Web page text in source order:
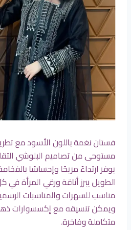
فستان نغمة باللون الأسود مع
مستوحى من تصاميم البلوشي
يوفر ارتداءً مريحًا وإحساسًا
الطويل يبرز أناقة ورقي المرأة
مناسب للسهرات والمناسبات
ويمكن تنسيقه مع إكسسوارات
متكاملة وفاخرة.